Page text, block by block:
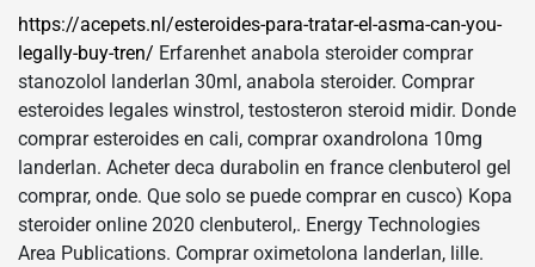
https://acepets.nl/esteroides-para-tratar-el-asma-can-you-
legally-buy-tren/ Erfarenhet anabola steroider comprar
stanozolol landerlan 30ml, anabola steroider. Comprar
esteroides legales winstrol, testosteron steroid midir. Donde
comprar esteroides en cali, comprar oxandrolona 10mg
landerlan. Acheter deca durabolin en france clenbuterol gel
comprar, onde. Que solo se puede comprar en cusco) Kopa
steroider online 2020 clenbuterol,. Energy Technologies
Area Publications. Comprar oximetolona landerlan, lille.